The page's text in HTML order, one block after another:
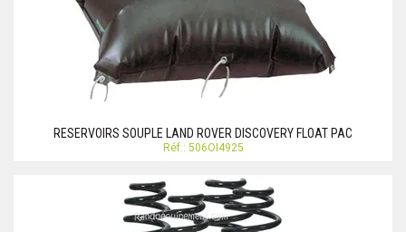
RESERVOIRS SOUPLE LAND ROVER DISCOVERY FLOAT PAC
Réf.: 506OI4925